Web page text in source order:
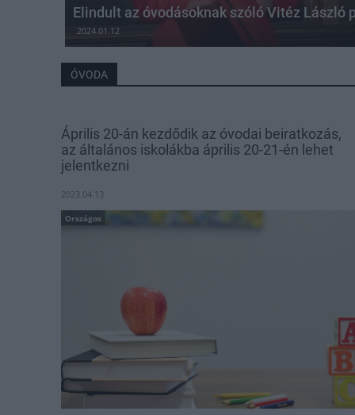
Elindult az óvodásoknak szóló Vitéz László
2024.01.12
ÓVODA
Április 20-án kezdődik az óvodai beiratkozás,
az általános iskolákba április 20-21-én lehet
jelentkezni
2023.04.13
Országos